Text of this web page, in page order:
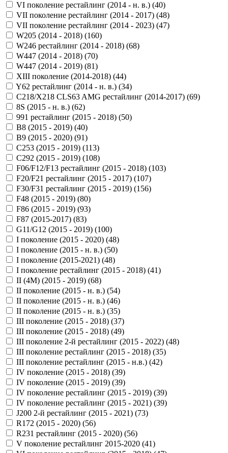
VI поколение рестайлинг (2014 - н. в.) (40)
VII поколение рестайлинг (2014 - 2017) (48)
VII поколение рестайлинг (2014 - 2023) (47)
W205 (2014 - 2018) (160)
W246 рестайлинг (2014 - 2018) (68)
W447 (2014 - 2018) (70)
W447 (2014 - 2019) (81)
XIII поколение (2014-2018) (44)
Y62 рестайлинг (2014 - н. в.) (34)
С218/X218 CLS63 AMG рестайлинг (2014-2017) (69)
8S (2015 - н. в.) (62)
991 рестайлинг (2015 - 2018) (50)
B8 (2015 - 2019) (40)
B9 (2015 - 2020) (91)
C253 (2015 - 2019) (113)
C292 (2015 - 2019) (108)
F06/F12/F13 рестайлинг (2015 - 2018) (103)
F20/F21 рестайлинг (2015 - 2017) (107)
F30/F31 рестайлинг (2015 - 2019) (156)
F48 (2015 - 2019) (80)
F86 (2015 - 2019) (93)
F87 (2015-2017) (83)
G11/G12 (2015 - 2019) (100)
I поколение (2015 - 2020) (48)
I поколение (2015 - н. в.) (50)
I поколение (2015-2021) (48)
I поколение рестайлинг (2015 - 2018) (41)
II (4M) (2015 - 2019) (68)
II поколение (2015 - н. в.) (54)
II поколение (2015 - н. в.) (46)
II поколение (2015 - н. в.) (35)
III поколение (2015 - 2018) (37)
III поколение (2015 - 2018) (49)
III поколение 2-й рестайлинг (2015 - 2022) (48)
III поколение рестайлинг (2015 - 2018) (35)
III поколение рестайлинг (2015 - н.в.) (42)
IV поколение (2015 - 2018) (39)
IV поколение (2015 - 2019) (39)
IV поколение рестайлинг (2015 - 2019) (39)
IV поколение рестайлинг (2015 - 2021) (39)
J200 2-й рестайлинг (2015 - 2021) (73)
R172 (2015 - 2020) (56)
R231 рестайлинг (2015 - 2020) (56)
V поколение рестайлинг 2015-2020 (41)